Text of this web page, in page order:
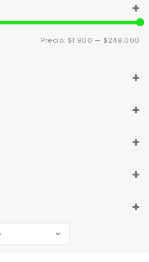
Precio: $1.900 — $249.000